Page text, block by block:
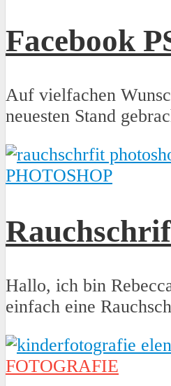
Facebook
Auf vielfachen
neuesten Stand
PHOTOSHOP
Hallo, ich bin
einfach eine
FOTOGRAFIE